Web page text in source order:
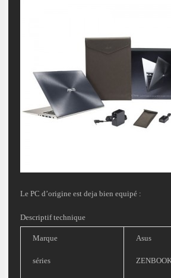
Le PC d’origine est deja bien equipé :
Descriptif technique
Marque Asus
séries